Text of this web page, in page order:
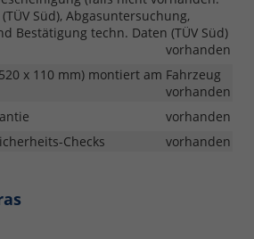
Süd), Abgasuntersuchung,
Bestätigung techn. Daten (TÜV Süd)
vorhanden
x 110 mm) montiert am Fahrzeug
vorhanden
vorhanden
Checks
vorhanden